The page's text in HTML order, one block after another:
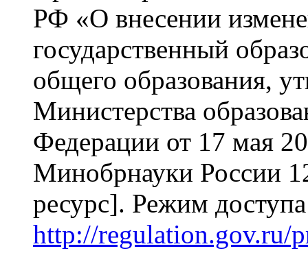
РФ «О внесении
государственный
общего образования,
Министерства
Федерации от 17 мая
Минобрнауки России
ресурс]. Режим
http://regulation.gov.ru/